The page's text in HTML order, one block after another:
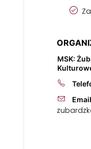
MSK:
Email